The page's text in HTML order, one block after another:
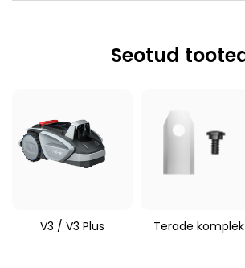
Magnet + plast 26 ×
Seotud
V3 / V3 Plus Terade